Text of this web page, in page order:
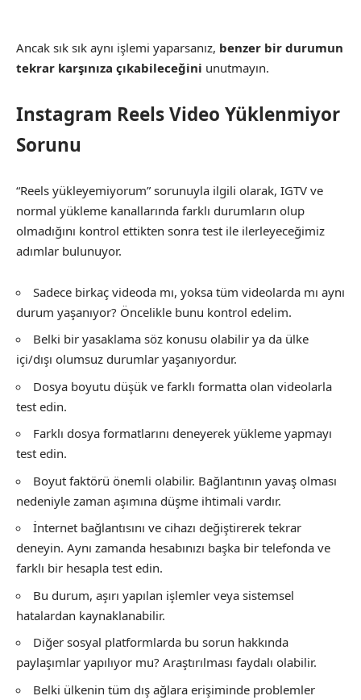
Ancak sık sık aynı işlemi yaparsanız, benzer bir durumun
tekrar karşınıza çıkabileceğini unutmayın.
Instagram Reels Video Yüklenmiyor
Sorunu
“Reels yükleyemiyorum” sorunuyla ilgili olarak, IGTV ve
normal yükleme kanallarında farklı durumların olup
olmadığını kontrol ettikten sonra test ile ilerleyeceğimiz
adımlar bulunuyor.
Sadece birkaç videoda mı, yoksa tüm videolarda mı aynı
durum yaşanıyor? Öncelikle bunu kontrol edelim.
Belki bir yasaklama söz konusu olabilir ya da ülke
içi/dışı olumsuz durumlar yaşanıyordur.
Dosya boyutu düşük ve farklı formatta olan videolarla
test edin.
Farklı dosya formatlarını deneyerek yükleme yapmayı
test edin.
Boyut faktörü önemli olabilir. Bağlantının yavaş olması
nedeniyle zaman aşımına düşme ihtimali vardır.
İnternet bağlantısını ve cihazı değiştirerek tekrar
deneyin. Aynı zamanda hesabınızı başka bir telefonda ve
farklı bir hesapla test edin.
Bu durum, aşırı yapılan işlemler veya sistemsel
hatalardan kaynaklanabilir.
Diğer sosyal platformlarda bu sorun hakkında
paylaşımlar yapılıyor mu? Araştırılması faydalı olabilir.
Belki ülkenin tüm dış ağlara erişiminde problemler